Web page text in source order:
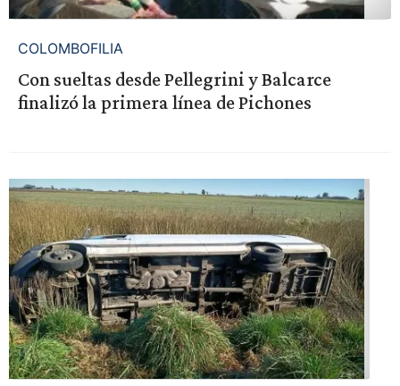
COLOMBOFILIA
Con sueltas desde Pellegrini y Balcarce
finalizó la primera línea de Pichones